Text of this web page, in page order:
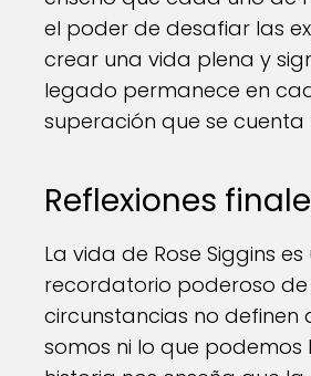
el poder de desafiar las
crear una vida plena y
legado permanece en
superación que se cuenta
Reflexiones
La vida de Rose Siggins es
recordatorio poderoso de
circunstancias no definen
somos ni lo que podemos